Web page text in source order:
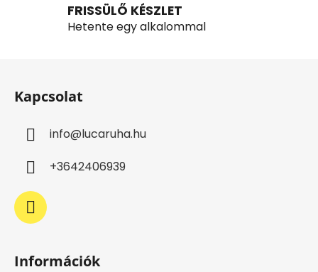
i
FRISSÜLŐ KÉSZLET
Hetente egy alkalommal
Kapcsolat
info@lucaruha.hu
+3642406939
Információk